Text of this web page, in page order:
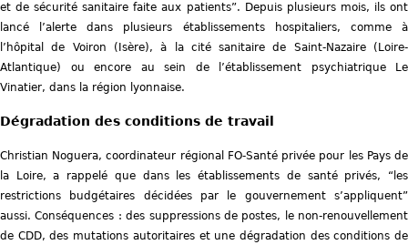
et de sécurité sanitaire faite aux patients . Depuis plusieurs mois, ils ont
lancé l’alerte dans plusieurs établissements hospitaliers, comme à
l’hôpital de Voiron (Isère), à la cité sanitaire de Saint-Nazaire (Loire-
Atlantique) ou encore au sein de l’établissement psychiatrique Le
Vinatier, dans la région lyonnaise.
Dégradation des conditions de travail
Christian Noguera, coordinateur régional FO-Santé privée pour les Pays de
la Loire, a rappelé que dans les établissements de santé privés,
les
restrictions budgétaires décidées par le gouvernement s’appliquent
aussi. Conséquences : des suppressions de postes, le non-renouvellement
de CDD, des mutations autoritaires et une dégradation des conditions de